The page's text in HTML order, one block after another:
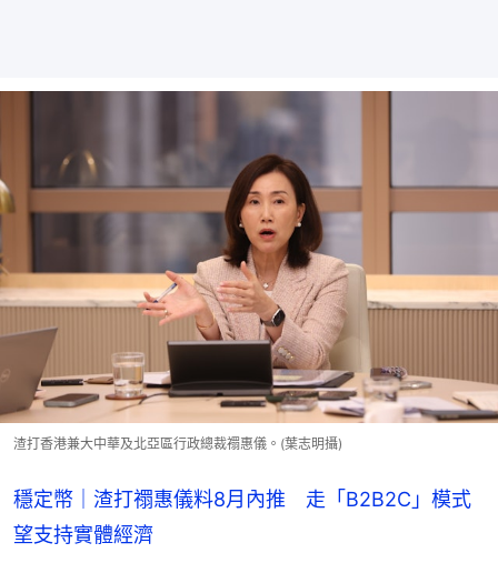
渣打香港兼大中華及北亞區行政總裁禤惠儀。(葉志明攝)
穩定幣｜渣打禤惠儀料8月內推 走「B2B2C」模式
望支持實體經濟